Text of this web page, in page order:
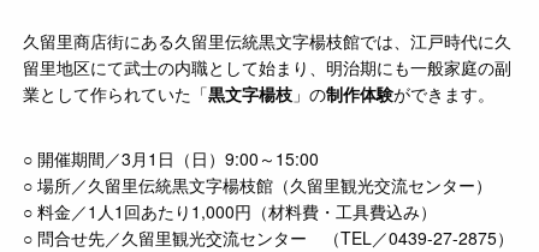
久留里商店街にある久留里伝統黒文字楊枝館では、江戸時代に久
留里地区にて武士の内職として始まり、明治期にも一般家庭の副
業として作られていた「黒文字楊枝 」の制作体験ができます。
○ 開催期間／3月1日（日）9:00～15:00
○ 場所／久留里伝統黒文字楊枝館（久留里観光交流センター）
○ 料金／1人1回あたり1,000円（材料費・工具費込み）
○ 問合せ先／久留里観光交流センター （TEL／0439-27-2875）